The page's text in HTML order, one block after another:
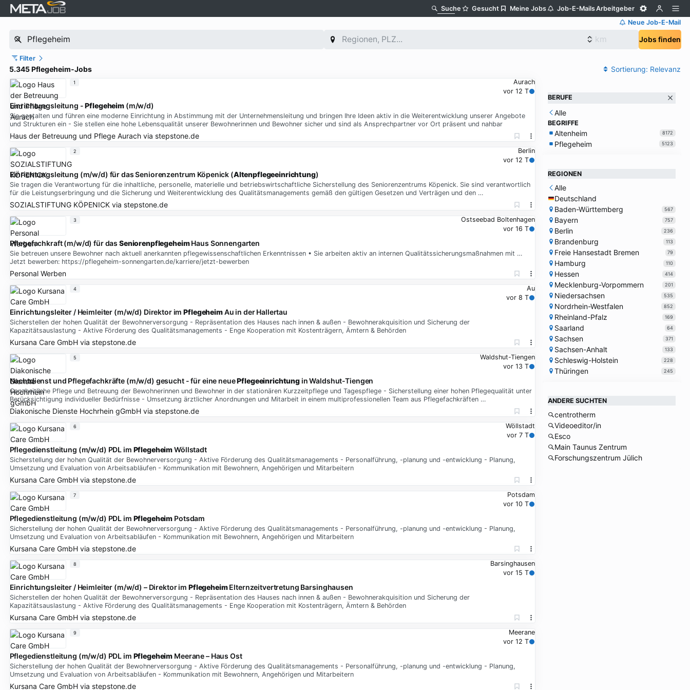
Suche Gesucht Meine Jobs Job-E-MailsArbeitgeber
Neue Job-E-Mail
Jobs finden
Filter
5.345 Pflegeheim-Jobs Sortierung: Relevanz
Aurach
vor 12 T
Einrichtungsleitung -Pflegeheim (m/w/d)
Sie gestalten und führen eine moderne Einrichtung in Abstimmung mit der Unternehmensleitung und bringen Ihre Ideen aktiv in die Weiterentwicklung unserer Angebote
und Strukturen ein - Sie stellen eine hohe Lebensqualität unserer Bewohnerinnen und Bewohner sicher und sind als Ansprechpartner vor Ort präsent und nahbar
Haus der Betreuung und Pflege Aurachvia stepstone.de
1
Berlin
vor 12 T
Einrichtungsleitung (m/w/d) für das Seniorenzentrum Köpenick (Altenpflegeeinrichtung)
Sie tragen die Verantwortung für die inhaltliche, personelle, materielle und betriebswirtschaftliche Sicherstellung des Seniorenzentrums Köpenick. Sie sind verantwortlich
für die Leistungserbringung und die Sicherung und Weiterentwicklung des Qualitätsmanagements gemäß den gültigen Gesetzen und Verträgen und den …
SOZIALSTIFTUNG KÖPENICKvia stepstone.de
2
Ostseebad Boltenhagen
vor 16 T
Pflegefachkraft (m/w/d) für dasSeniorenpflegeheimHaus Sonnengarten
Sie betreuen unsere Bewohner nach aktuell anerkannten pflegewissenschaftlichen Erkenntnissen • Sie arbeiten aktiv an internen Qualitätssicherungsmaßnahmen mit …
Jetzt bewerben: https://pflegeheim-sonnengarten.de/karriere/jetzt-bewerben
Personal Werben
3
Au
vor 8 T
Einrichtungsleiter / Heimleiter (m/w/d) Direktor imPflegeheimAu in der Hallertau
Sicherstellen der hohen Qualität der Bewohnerversorgung - Repräsentation des Hauses nach innen & außen - Bewohnerakquisition und Sicherung der
Kapazitätsauslastung - Aktive Förderung des Qualitätsmanagements - Enge Kooperation mit Kostenträgern, Ämtern & Behörden
Kursana Care GmbHvia stepstone.de
4
Waldshut-Tiengen
vor 13 T
Nachtdienst und Pflegefachkräfte (m/w/d) gesucht - für eine neuePflegeeinrichtungin Waldshut-Tiengen
Ganzheitliche Pflege und Betreuung der Bewohnerinnen und Bewohner in der stationären Kurzzeitpflege und Tagespflege - Sicherstellung einer hohen Pflegequalität unter
Berücksichtigung individueller Bedürfnisse - Umsetzung ärztlicher Anordnungen und Mitarbeit in einem multiprofessionellen Team aus Pflegefachkräften …
Diakonische Dienste Hochrhein gGmbHvia stepstone.de
5
Wöllstadt
vor 7 T
Pflegedienstleitung (m/w/d) PDL im PflegeheimWöllstadt
Sicherstellung der hohen Qualität der Bewohnerversorgung - Aktive Förderung des Qualitätsmanagements - Personalführung, -planung und -entwicklung - Planung,
Umsetzung und Evaluation von Arbeitsabläufen - Kommunikation mit Bewohnern, Angehörigen und Mitarbeitern
Kursana Care GmbHvia stepstone.de
6
Potsdam
vor 10 T
Pflegedienstleitung (m/w/d) PDL im Pflegeheim Potsdam
Sicherstellung der hohen Qualität der Bewohnerversorgung - Aktive Förderung des Qualitätsmanagements - Personalführung, -planung und -entwicklung - Planung,
Umsetzung und Evaluation von Arbeitsabläufen - Kommunikation mit Bewohnern, Angehörigen und Mitarbeitern
Kursana Care GmbHvia stepstone.de
7
Barsinghausen
vor 15 T
Einrichtungsleiter / Heimleiter (m/w/d) – Direktor im PflegeheimElternzeitvertretung Barsinghausen
Sicherstellen der hohen Qualität der Bewohnerversorgung - Repräsentation des Hauses nach innen & außen - Bewohnerakquisition und Sicherung der
Kapazitätsauslastung - Aktive Förderung des Qualitätsmanagements - Enge Kooperation mit Kostenträgern, Ämtern & Behörden
Kursana Care GmbHvia stepstone.de
8
Meerane
vor 12 T
Pflegedienstleitung (m/w/d) PDL im Pflegeheim Meerane – Haus Ost
Sicherstellung der hohen Qualität der Bewohnerversorgung - Aktive Förderung des Qualitätsmanagements - Personalführung, -planung und -entwicklung - Planung,
Umsetzung und Evaluation von Arbeitsabläufen - Kommunikation mit Bewohnern, Angehörigen und Mitarbeitern
Kursana Care GmbHvia stepstone.de
9
BERUFE
Alle
BEGRIFFE
Altenheim 8172
Pflegeheim 5123
REGIONEN
Alle
Deutschland
Baden-Württemberg
567
Bayern 757
Berlin 236
Brandenburg 113
Freie Hansestadt Bremen 79
Hamburg 110
Hessen 414
Mecklenburg-Vorpommern 201
Niedersachsen 535
Nordrhein-Westfalen 852
Rheinland-Pfalz 169
Saarland 64
Sachsen 371
Sachsen-Anhalt 133
Schleswig-Holstein 228
Thüringen 245
ANDERE SUCHTEN
centrotherm
Videoeditor/in
Esco
Main Taunus Zentrum
Forschungszentrum Jülich